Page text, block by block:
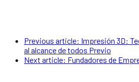
Previous article: Impresión 3D:
al alcance de todos Previo
Next article: Fundadores de